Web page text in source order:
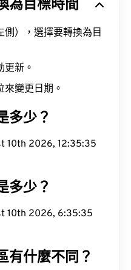
為目標時間
側），選擇要轉換為目
更新。
變更日期。
多少？
10th 2026, 12:35:36
多少？
10th 2026, 6:35:36
有什麼不同？